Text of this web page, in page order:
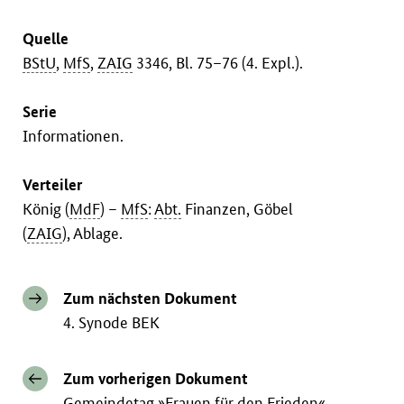
Quelle
BStU, MfS,ZAIG 3346, Bl. 75–76 (4. Expl.).
Serie
Informationen.
Verteiler
König (MdF) – MfS:Abt. Finanzen, Göbel
(ZAIG), Ablage.
Zum nächsten Dokument
4. Synode BEK
Zum vorherigen Dokument